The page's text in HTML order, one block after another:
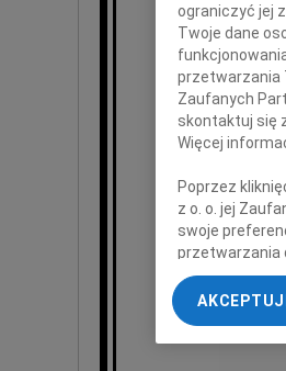
ograniczyć jej
Twoje dane
przetwarzania
Zaufanych
skontaktuj się
Więcej
Poprzez
z o. o. jej
swoje
przetwarzania
„Ustawienia
My, nasi
dokładnych